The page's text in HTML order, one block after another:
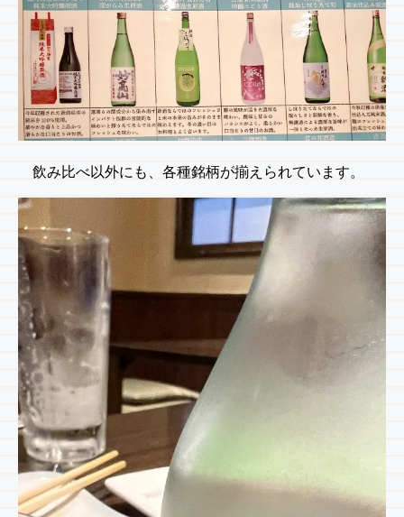
飲み比べ以外にも、各種銘柄が揃えられています。